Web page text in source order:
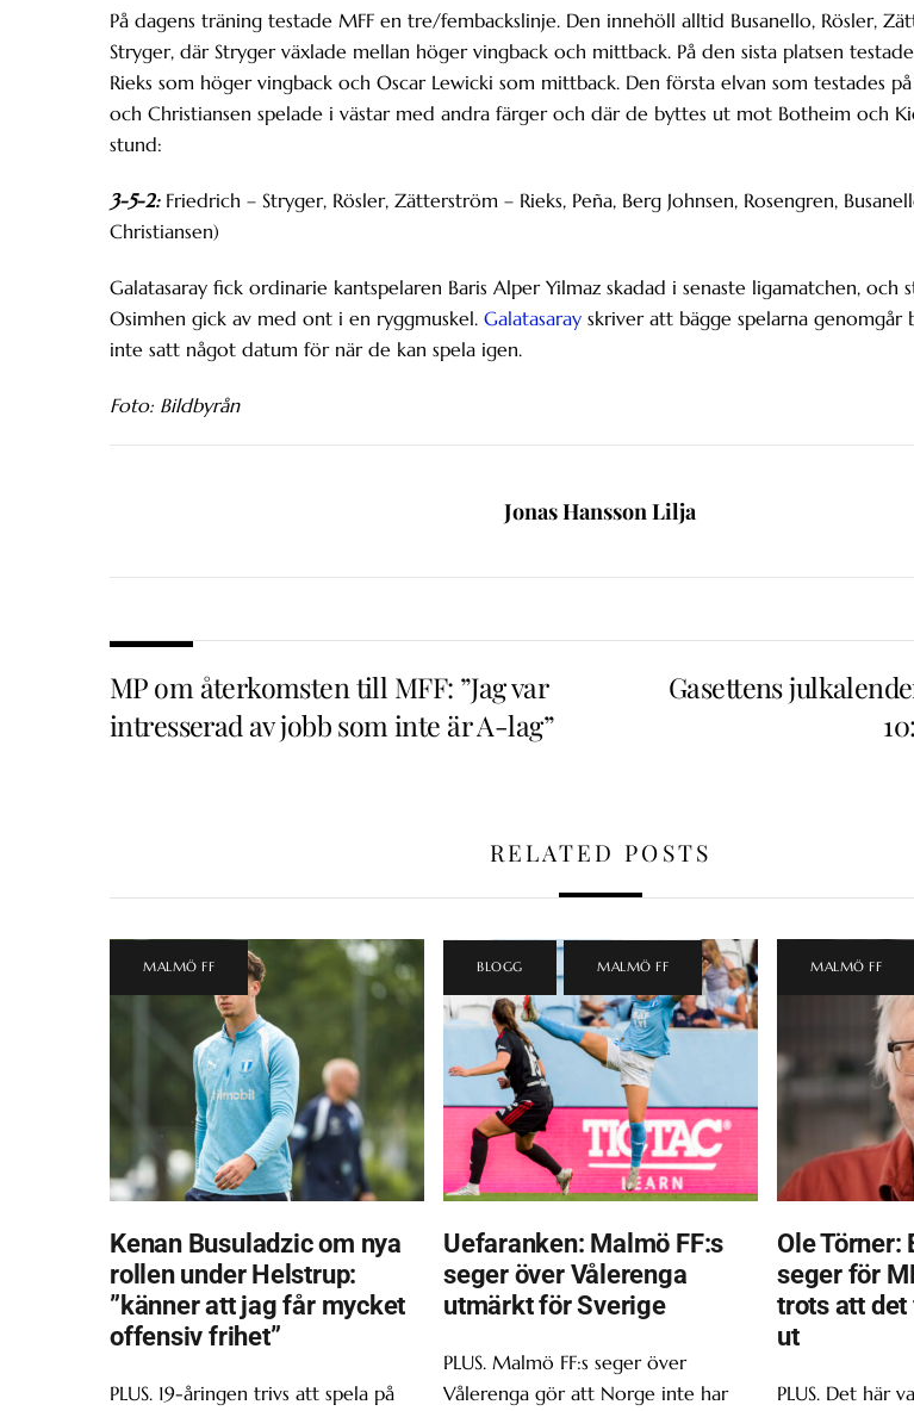
På dagens träning testade MFF en tre/fembackslinje. Den innehöll alltid Busanello, Rösler,
Stryger, där Stryger växlade mellan höger vingback och mittback. På den sista platsen
Rieks som höger vingback och Oscar Lewicki som mittback. Den första elvan som testades
och Christiansen spelade i västar med andra färger och där de byttes ut mot Botheim och
stund:
3-5-2: Friedrich – Stryger, Rösler, Zätterström – Rieks, Peña, Berg Johnsen, Rosengren,
Christiansen)
Galatasaray fick ordinarie kantspelaren Baris Alper Yilmaz skadad i senaste ligamatchen, och
Osimhen gick av med ont i en ryggmuskel. Galatasaray skriver att bägge spelarna genomgår
inte satt något datum för när de kan spela igen.
Foto: Bildbyrån
Jonas Hansson Lilja
MP om återkomsten till MFF: ”Jag var
intresserad av jobb som inte är A-lag”
Gasettens
RELATED POSTS
MALMÖ FF
Kenan Busuladzic om nya
rollen under Helstrup:
”känner att jag får mycket
offensiv frihet”
PLUS. 19-åringen trivs att spela på
BLOGG MALMÖ FF
Uefaranken: Malmö FF:s
seger över Vålerenga
utmärkt för Sverige
PLUS. Malmö FF:s seger över
Vålerenga gör att Norge inte har
MALMÖ FF
Ole Törner:
seger för
trots att
ut
PLUS. Det här